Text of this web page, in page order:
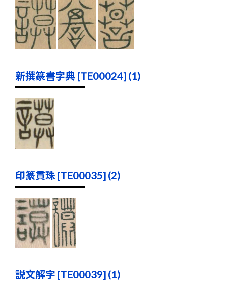
新撰篆書字典 [TE00024] (1)
印篆貫珠 [TE00035] (2)
説文解字 [TE00039] (1)